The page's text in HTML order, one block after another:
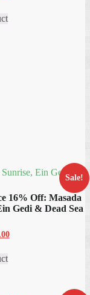
Sale!
16% Off: Masada
Gedi & Dead Sea
Current